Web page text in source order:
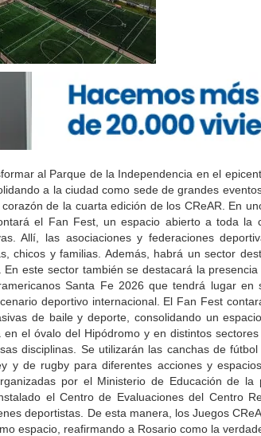
al Parque de la Independencia en el
a la ciudad como sede de grandes
de la cuarta edición de los CReAR. En
el Fan Fest, un espacio abierto a toda la
Allí, las asociaciones y federaciones
chicos y familias. Además, habrá un sector
este sector también se destacará la
Santa Fe 2026 que tendrá lugar en
deportivo internacional. El Fan Fest
de baile y deporte, consolidando un
el óvalo del Hipódromo y en distintos
disciplinas. Se utilizarán las canchas de
de rugby para diferentes acciones y
por el Ministerio de Educación de la
el Centro de Evaluaciones del Centro
deportistas. De esta manera, los Juegos
espacio, reafirmando a Rosario como la